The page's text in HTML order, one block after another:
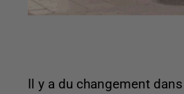
Il y a du changement